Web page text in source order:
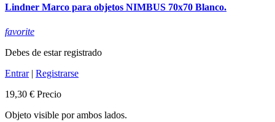
Lindner Marco para objetos NIMBUS 70x70 Blanco.
favorite
Debes de estar registrado
Entrar| Registrarse
19,30 € Precio
Objeto visible por ambos lados.